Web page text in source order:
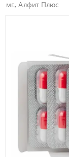
мг., Алфит Плюс